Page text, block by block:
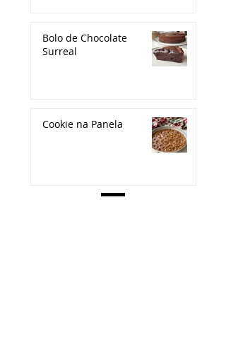
Bolo de Chocolate
Surreal
Cookie na Panela